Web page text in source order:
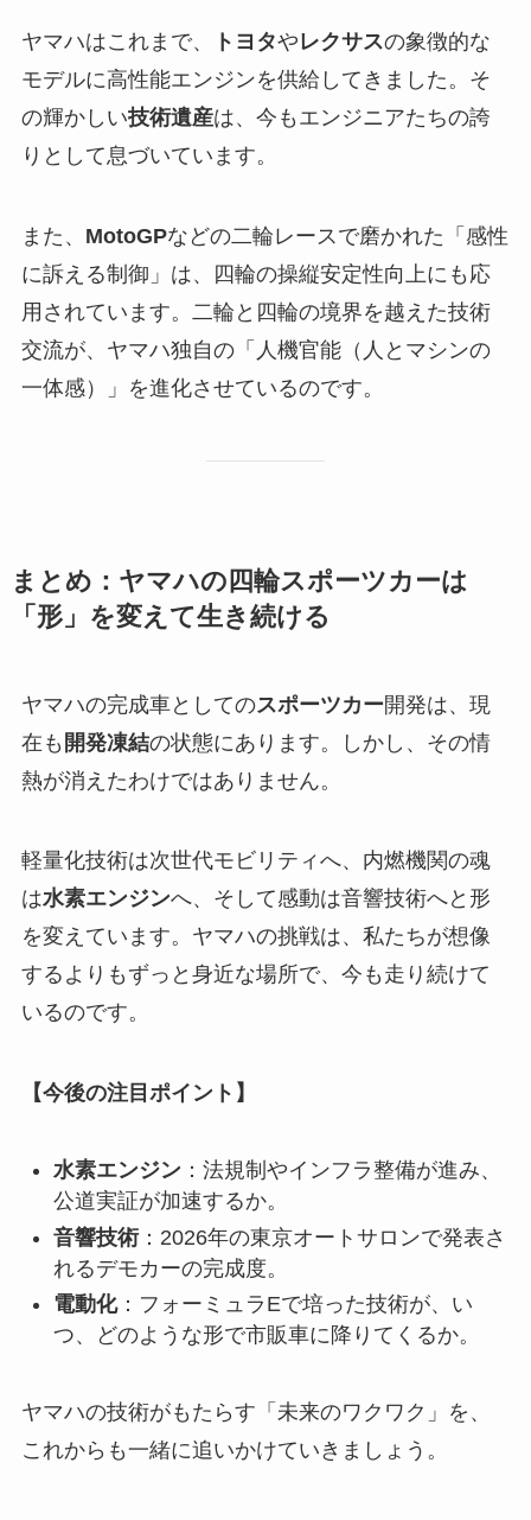
ヤマハはこれまで、 トヨタやレクサスの象徴的な
モデルに高性能エンジンを供給してきました。そ
の輝かしい技術遺産は、今もエンジニアたちの誇
りとして息づいています。
また、 MotoGPなどの二輪レースで磨かれた「感性
に訴える制御」は、四輪の操縦安定性向上にも応
用されています。二輪と四輪の境界を越えた技術
交流が、ヤマハ独自の「人機官能（人とマシンの
一体感）」を進化させているのです。
まとめ：ヤマハの四輪スポーツカーは
「形」を変えて生き続ける
ヤマハの完成車としてのスポーツカー開発は、現
在も 開発凍結の状態にあります。しかし、その情
熱が消えたわけではありません。
軽量化技術は次世代モビリティへ、内燃機関の魂
は水素エンジンへ、そして感動は音響技術へと形
を変えています。ヤマハの挑戦は、私たちが想像
するよりもずっと身近な場所で、今も走り続けて
いるのです。
【今後の注目ポイント】
水素エンジン：法規制やインフラ整備が進み、
公道実証が加速するか。
音響技術：2026年の東京オートサロンで発表さ
れるデモカーの完成度。
電動化：フォーミュラEで培った技術が、い
つ、どのような形で市販車に降りてくるか。
ヤマハの技術がもたらす「未来のワクワク」を、
これからも一緒に追いかけていきましょう。